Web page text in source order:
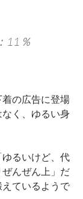
11％
の広告に登場
く、ゆるい身
るいけど、代
んぜん上」だ
ているようで